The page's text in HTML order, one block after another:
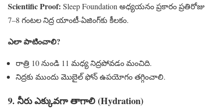
Scientific Proof: Sleep Foundation అధ్యయనం ప్రకారం ప్రతిరోజు
7–8 గంటల నిద్ర యాంటీ-ఏజింగ్‌కు కీలకం.
ఎలా పాటించాలి?
రాత్రి 10 నుండి 11 మధ్య నిద్రపోవడం మంచిది.
నిద్రకు ముందు మొబైల్ ఫోన్ ఉపయోగం తగ్గించాలి.
9. నీరు ఎక్కువగా తాగాలి (Hydration)